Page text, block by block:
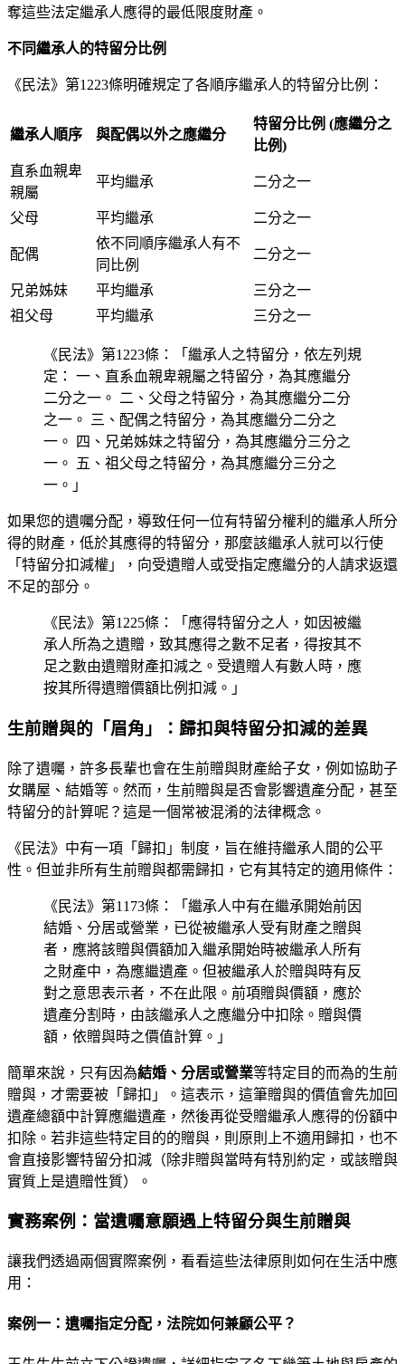
奪這些法定繼承人應得的最低限度財產。
不同繼承人的特留分比例
《民法》第1223條明確規定了各順序繼承人的特留分比例：
繼承人順序 與配偶以外之應繼分
特留分比例 (應繼分之
比例)
直系血親卑
親屬
平均繼承 二分之一
父母 平均繼承 二分之一
配偶
依不同順序繼承人有不
同比例
二分之一
兄弟姊妹 平均繼承
三分之一
祖父母
平均繼承 三分之一
《民法》第1223條：「繼承人之特留分，依左列規
定： 一、直系血親卑親屬之特留分，為其應繼分
二分之一。 二、父母之特留分，為其應繼分二分
之一。 三、配偶之特留分，為其應繼分二分之
一。 四、兄弟姊妹之特留分，為其應繼分三分之
一。 五、祖父母之特留分，為其應繼分三分之
一。」
如果您的遺囑分配，導致任何一位有特留分權利的繼承人所分
得的財產，低於其應得的特留分，那麼該繼承人就可以行使
「特留分扣減權」，向受遺贈人或受指定應繼分的人請求返還
不足的部分。
《民法》第1225條：「應得特留分之人，如因被繼
承人所為之遺贈，致其應得之數不足者，得按其不
足之數由遺贈財產扣減之。受遺贈人有數人時，應
按其所得遺贈價額比例扣減。」
生前贈與的「眉角」：歸扣與特留分扣減的差異
除了遺囑，許多長輩也會在生前贈與財產給子女，例如協助子
女購屋、結婚等。然而，生前贈與是否會影響遺產分配，甚至
特留分的計算呢？這是一個常被混淆的法律概念。
《民法》中有一項「歸扣」制度，旨在維持繼承人間的公平
性。但並非所有生前贈與都需歸扣，它有其特定的適用條件：
《民法》第1173條：「繼承人中有在繼承開始前因
結婚、分居或營業，已從被繼承人受有財產之贈與
者，應將該贈與價額加入繼承開始時被繼承人所有
之財產中，為應繼遺產。但被繼承人於贈與時有反
對之意思表示者，不在此限。前項贈與價額，應於
遺產分割時，由該繼承人之應繼分中扣除。贈與價
額，依贈與時之價值計算。」
簡單來說，只有因為結婚、分居或營業等特定目的而為的生前
贈與，才需要被「歸扣」。這表示，這筆贈與的價值會先加回
遺產總額中計算應繼遺產，然後再從受贈繼承人應得的份額中
扣除。若非這些特定目的的贈與，則原則上不適用歸扣，也不
會直接影響特留分扣減（除非贈與當時有特別約定，或該贈與
實質上是遺贈性質）。
實務案例：當遺囑意願遇上特留分與生前贈與
讓我們透過兩個實際案例，看看這些法律原則如何在生活中應
用：
案例一：遺囑指定分配，法院如何兼顧公平？